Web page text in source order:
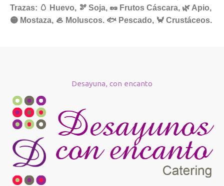
Trazas: 🥚 Huevo, 🫘 Soja, 🥜 Frutos Cáscara, 🌿 Apio,
🟡 Mostaza, 🦪 Moluscos. 🐟 Pescado, 🦀 Crustáceos.
Desayuna, con encanto